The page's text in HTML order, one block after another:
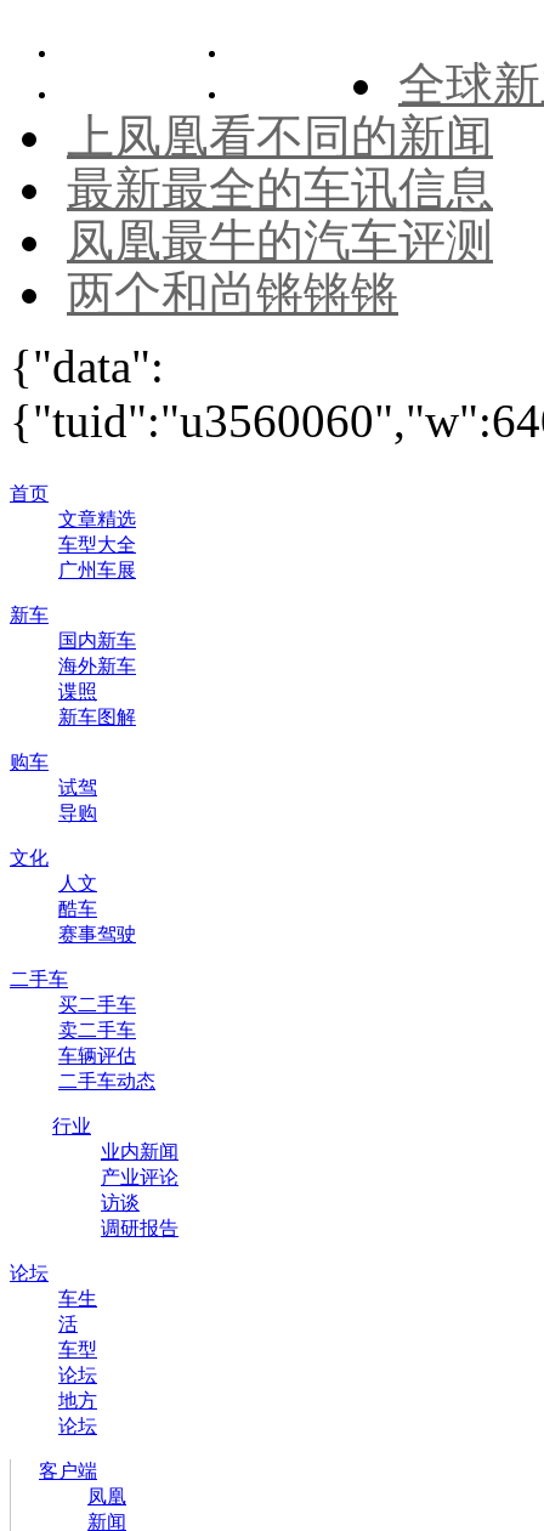
全球
上凤凰看不同的新闻
最新最全的车讯信息
凤凰最牛的汽车评测
两个和尚锵锵锵
{"data":
首页
文章精选
车型大全
广州车展
新车
国内新车
海外新车
谍照
新车图解
购车
试驾
导购
文化
人文
酷车
赛事驾驶
二手车
买二手车
卖二手车
车辆评估
二手车动态
行业
业内新闻
产业评论
访谈
调研报告
论坛
车生
活
车型
论坛
地方
论坛
客户端
凤凰
新闻